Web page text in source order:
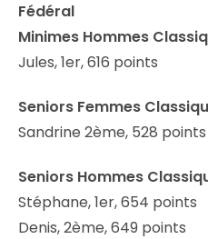
Fédéral
Minimes Hommes
Jules, 1er, 616 points
Seniors Femmes
Sandrine 2ème, 528
Seniors Hommes
Stéphane, 1er, 654 points
Denis, 2ème, 649 points